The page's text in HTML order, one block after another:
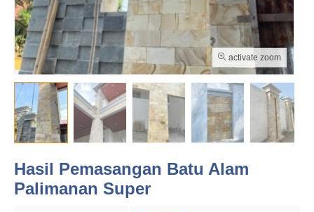
activate zoom
Hasil Pemasangan Batu Alam
Palimanan Super